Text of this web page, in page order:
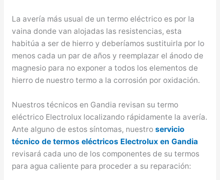
La avería más usual de un termo eléctrico es por la
vaina donde van alojadas las resistencias, esta
habitúa a ser de hierro y deberíamos sustituirla por lo
menos cada un par de años y reemplazar el ánodo de
magnesio para no exponer a todos los elementos de
hierro de nuestro termo a la corrosión por oxidación.
Nuestros técnicos en Gandia revisan su termo
eléctrico Electrolux localizando rápidamente la avería.
Ante alguno de estos síntomas, nuestro servicio
técnico de termos eléctricos Electrolux en Gandia
revisará cada uno de los componentes de su termos
para agua caliente para proceder a su reparación: